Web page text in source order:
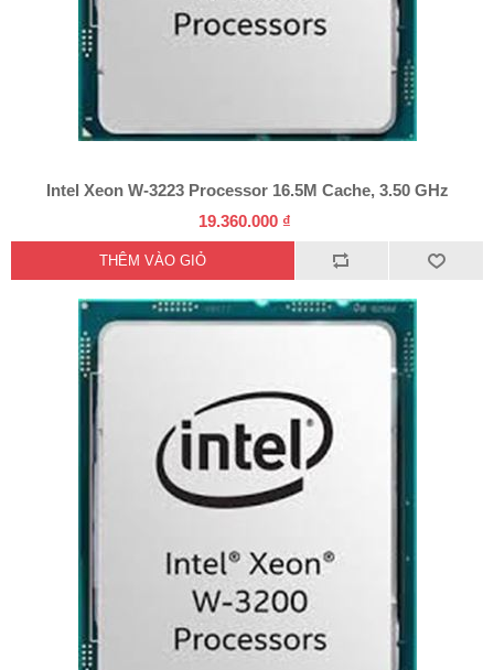
Intel Xeon W-3223 Processor 16.5M Cache, 3.50 GHz
19.360.000 ₫